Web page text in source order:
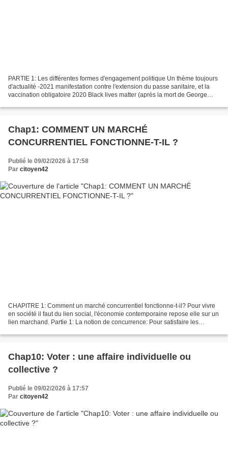
PARTIE 1: Les différentes formes d'engagement politique Un thème toujours
d'actualité -2021 manifestation contre l'extension du passe sanitaire, et la
vaccination obligatoire 2020 Black lives matter (après la mort de George
Chap1: COMMENT UN MARCHÉ
CONCURRENTIEL FONCTIONNE-T-IL ?
Publié le 09/02/2026 à 17:58
Par citoyen42
CHAPITRE 1: Comment un marché concurrentiel fonctionne-t-il? Pour vivre
en société il faut du lien social, l'économie contemporaine repose elle sur un
lien marchand. Partie 1: La notion de concurrence: Pour satisfaire les
Chap10: Voter : une affaire individuelle ou
collective ?
Publié le 09/02/2026 à 17:57
Par citoyen42